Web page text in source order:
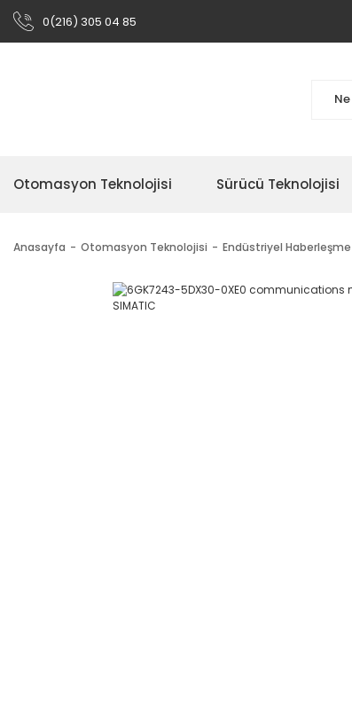
0(216) 305 04 85
Otomasyon Teknolojisi Sürücü Teknolojisi
Anasayfa Otomasyon Teknolojisi Endüstriyel Haberleşme